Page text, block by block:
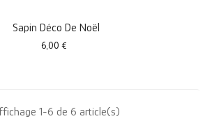
Sapin Déco De Noël
Prix
6,00 €
1-6 de 6 article(s)